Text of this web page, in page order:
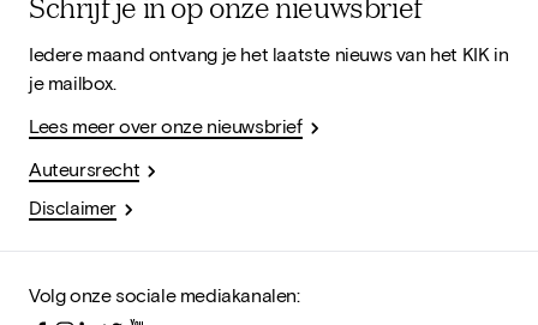
Iedere maand ontvang je het laatste nieuws van het KIK in
je mailbox.
Lees meer over onze nieuwsbrief
Auteursrecht
Disclaimer
Volg onze sociale mediakanalen: